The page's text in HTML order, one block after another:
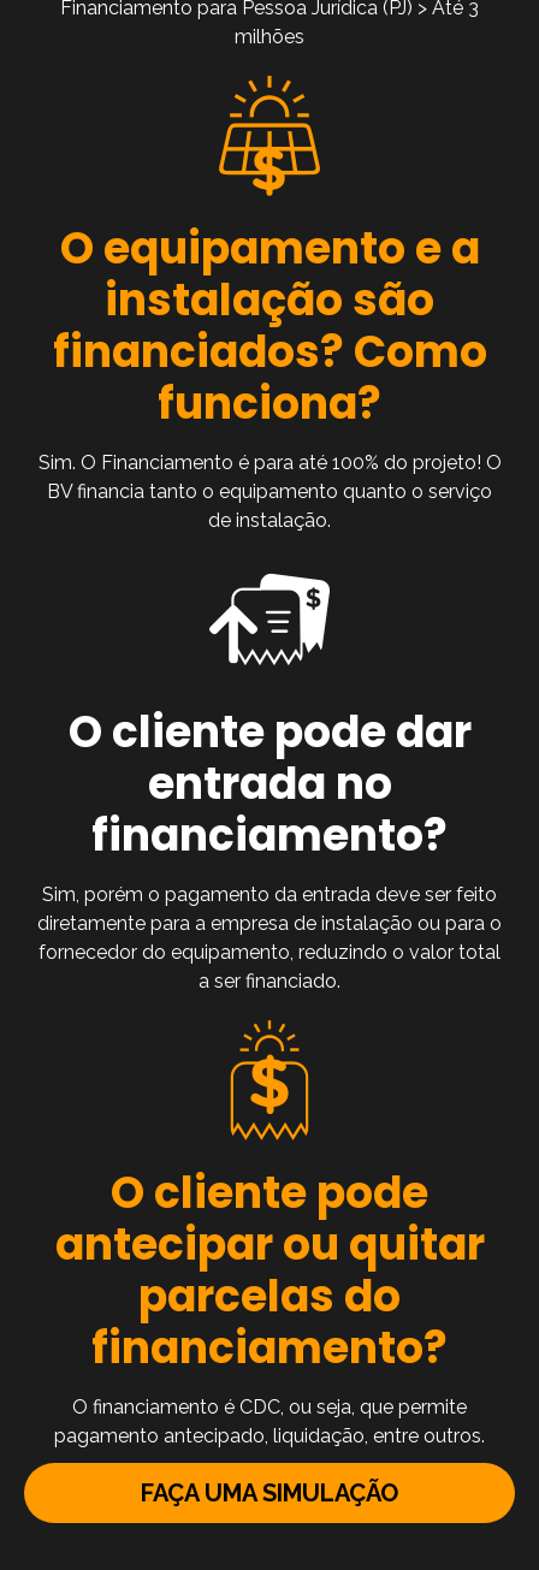
Financiamento para Pessoa Jurídica (PJ) > Até 3
milhões
O equipamento e a
instalação são
financiados? Como
funciona?
Sim. O Financiamento é para até 100% do projeto! O
BV financia tanto o equipamento quanto o serviço
de instalação.
O cliente pode dar
entrada no
financiamento?
Sim, porém o pagamento da entrada deve ser feito
diretamente para a empresa de instalação ou para o
fornecedor do equipamento, reduzindo o valor total
a ser financiado.
O cliente pode
antecipar ou quitar
parcelas do
financiamento?
O financiamento é CDC, ou seja, que permite
pagamento antecipado, liquidação, entre outros.
FAÇA UMA SIMULAÇÃO